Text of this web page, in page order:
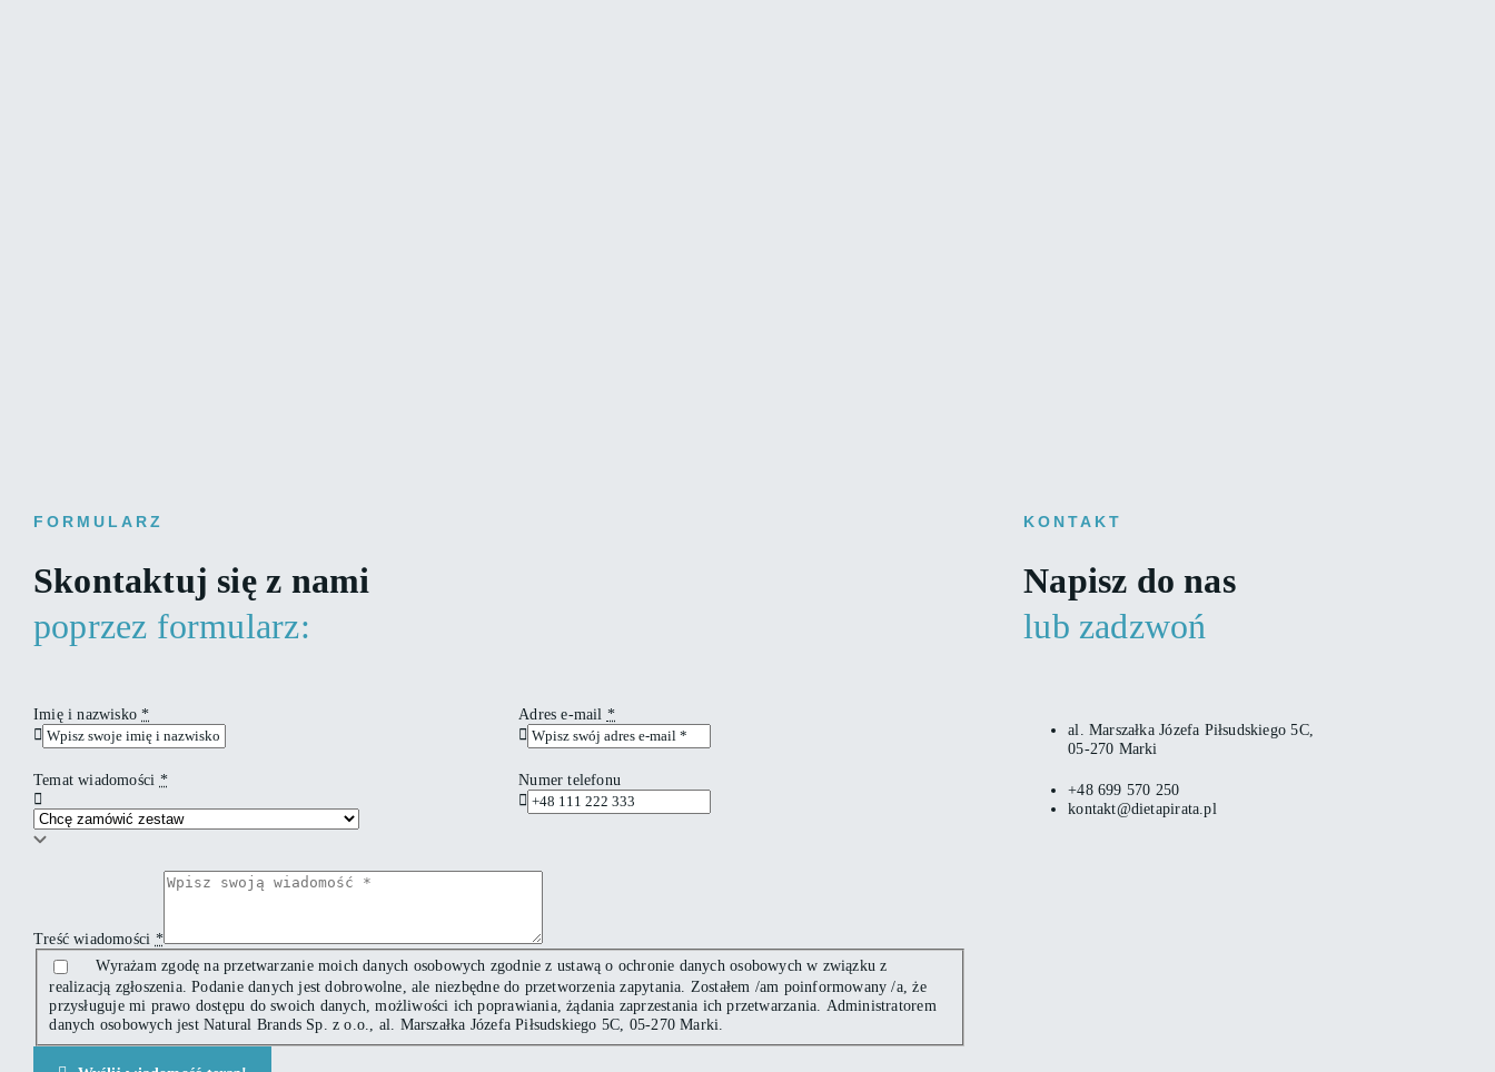
FORMULARZ
Skontaktuj się z nami
poprzez formularz:
Imię i nazwisko* Adres e-mail *
Temat wiadomości * Numer telefonu
Treść wiadomości *
Wyrażam zgodę na przetwarzanie moich danych osobowych zgodnie z ustawą o ochronie danych osobowych w związku z
realizacją zgłoszenia. Podanie danych jest dobrowolne, ale niezbędne do przetworzenia zapytania. Zostałem /am poinformowany /a, że
przysługuje mi prawo dostępu do swoich danych, możliwości ich poprawiania, żądania zaprzestania ich przetwarzania. Administratorem
danych osobowych jest Natural Brands Sp. z o.o., al. Marszałka Józefa Piłsudskiego 5C, 05-270 Marki.
KONTAKT
Napisz do nas
lub zadzwoń
al. Marszałka Józefa Piłsudskiego 5C,
05-270 Marki
+48 699 570 250
kontakt@dietapirata.pl